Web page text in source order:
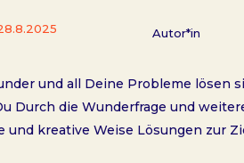
Autor*in
und all Deine Probleme lösen
Durch die Wunderfrage und
und kreative Weise Lösungen zur